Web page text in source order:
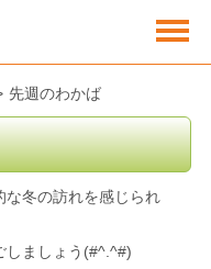
先週のわかば
な冬の訪れを感じられ
しましょう(#^.^#)